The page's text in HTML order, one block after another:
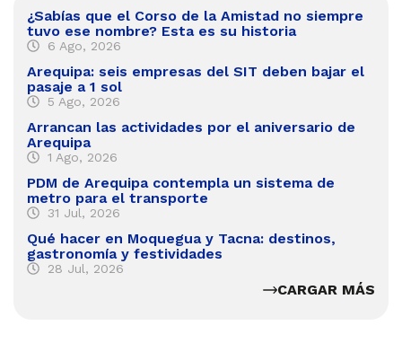
¿Sabías que el Corso de la Amistad no siempre
tuvo ese nombre? Esta es su historia
6 Ago, 2026
Arequipa: seis empresas del SIT deben bajar el
pasaje a 1 sol
5 Ago, 2026
Arrancan las actividades por el aniversario de
Arequipa
1 Ago, 2026
PDM de Arequipa contempla un sistema de
metro para el transporte
31 Jul, 2026
Qué hacer en Moquegua y Tacna: destinos,
gastronomía y festividades
28 Jul, 2026
CARGAR MÁS